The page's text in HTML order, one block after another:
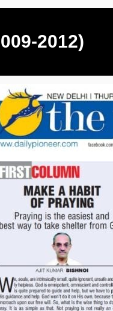
2012)